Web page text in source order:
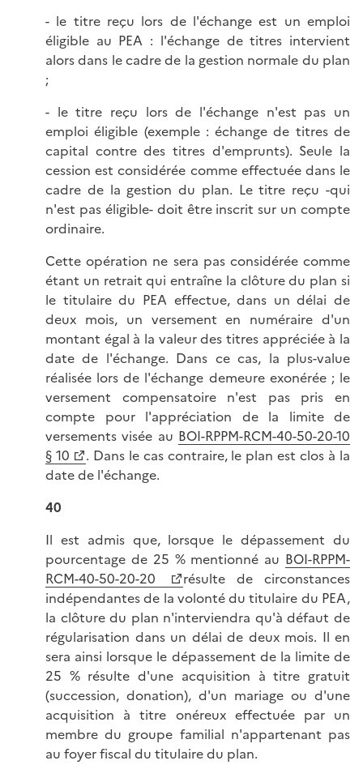
- le titre reçu lors de l'échange est un emploi
éligible au PEA : l'échange de titres intervient
alors dans le cadre de la gestion normale du plan
;
- le titre reçu lors de l'échange n'est pas un
emploi éligible (exemple : échange de titres de
capital contre des titres d'emprunts). Seule la
cession est considérée comme effectuée dans le
cadre de la gestion du plan. Le titre reçu -qui
n'est pas éligible- doit être inscrit sur un compte
ordinaire.
Cette opération ne sera pas considérée comme
étant un retrait qui entraîne la clôture du plan si
le titulaire du PEA effectue, dans un délai de
deux mois, un versement en numéraire d'un
montant égal à la valeur des titres appréciée à la
date de l'échange. Dans ce cas, la plus-value
réalisée lors de l'échange demeure exonérée ; le
versement compensatoire n'est pas pris en
compte pour l'appréciation de la limite de
versements visée au BOI-RPPM-RCM-40-50-20-10
§ 10
. Dans le cas contraire, le plan est clos à la
date de l'échange.
40
Il est admis que, lorsque le dépassement du
pourcentage de 25 % mentionné au BOI-RPPM-
RCM-40-50-20-20
résulte de circonstances
indépendantes de la volonté du titulaire du PEA,
la clôture du plan n'interviendra qu'à défaut de
régularisation dans un délai de deux mois. Il en
sera ainsi lorsque le dépassement de la limite de
25 % résulte d'une acquisition à titre gratuit
(succession, donation), d'un mariage ou d'une
acquisition à titre onéreux effectuée par un
membre du groupe familial n'appartenant pas
au foyer fiscal du titulaire du plan.